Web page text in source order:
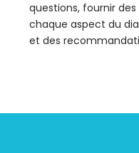
questions, fournir
chaque aspect du
et des